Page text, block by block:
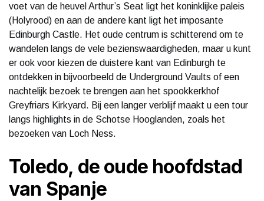
voet van de heuvel Arthur’s Seat ligt het koninklijke paleis
(Holyrood) en aan de andere kant ligt het imposante
Edinburgh Castle. Het oude centrum is schitterend om te
wandelen langs de vele bezienswaardigheden, maar u kunt
er ook voor kiezen de duistere kant van Edinburgh te
ontdekken in bijvoorbeeld de Underground Vaults of een
nachtelijk bezoek te brengen aan het spookkerkhof
Greyfriars Kirkyard. Bij een langer verblijf maakt u een tour
langs highlights in de Schotse Hooglanden, zoals het
bezoeken van Loch Ness.
Toledo, de oude hoofdstad
van Spanje